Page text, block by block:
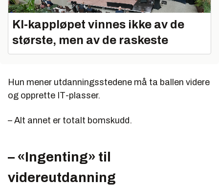
KI‑kappløpet vinnes ikke av de
største, men av de raskeste
Hun mener utdanningsstedene må ta ballen videre
og opprette IT-plasser.
– Alt annet er totalt bomskudd.
– «Ingenting» til
videreutdanning